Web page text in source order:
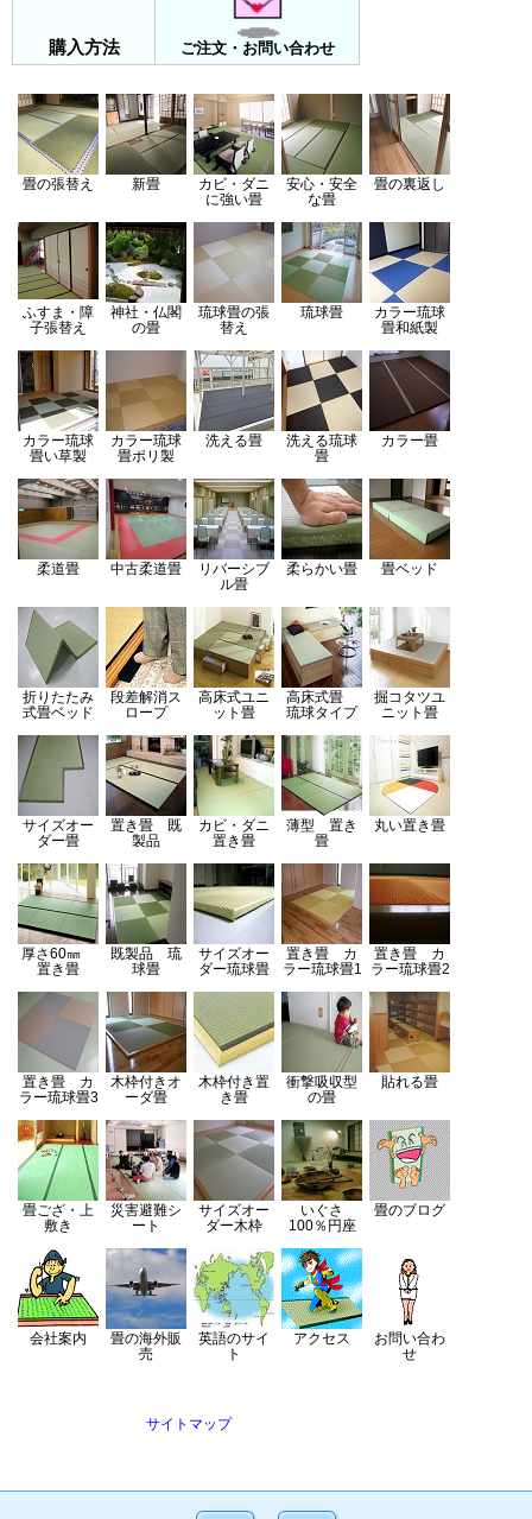
購入方法 ご注文・お問い合わせ
畳の張替え 新畳
カビ・ダニ
に強い畳
安心・安全
な畳
畳の裏返し
ふすま・障
子張替え
神社・仏閣
の畳
琉球畳の張
替え
琉球畳
カラー琉球
畳和紙製
カラー琉球
畳い草製
カラー琉球
畳ポリ製
洗える畳
洗える琉球
畳
カラー畳
柔道畳 中古柔道畳
リバーシブ
ル畳
柔らかい畳 畳ベッド
折りたたみ
式畳ベッド
段差解消ス
ロープ
高床式ユニ
ット畳
高床式畳
琉球タイプ
掘コタツユ
ニット畳
サイズオー
ダー畳
置き畳 既
製品
カビ・ダニ
置き畳
薄型 置き
畳
丸い置き畳
厚さ60㎜
置き畳
既製品 琉
球畳
サイズオー
ダー琉球畳
置き畳 カ
ラー琉球畳1
置き畳 カ
ラー琉球畳2
置き畳 カ
ラー琉球畳3
木枠付きオ
ーダ畳
木枠付き置
き畳
衝撃吸収型
の畳
貼れる畳
畳ござ・上
敷き
災害避難シ
ート
サイズオー
ダー木枠
いぐさ
100％円座
畳のブログ
会社案内
畳の海外販
売
英語のサイ
ト
アクセス
お問い合わ
せ
サイトマップ